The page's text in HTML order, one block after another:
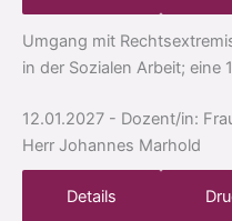
Umgang mit
in der Sozialen Arbeit; eine
12.01.2027 - Dozent/in:
Herr Johannes Marhold
Details